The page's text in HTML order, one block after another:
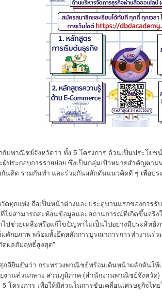
บพาณิชย์จังหวัดว่า ทั้ง 5 โครงการ ล้วนเป็นประโยช
ผู้ประกอบการรายย่อย ซึ่งเป็นกลุ่มเป้าหมายสำคัญต
นคิด ร่วมกันทำ และร่วมกันผลักดันแนวคิดดี ๆ เพื่อป
ดทุกแห่ง ถือเป็นหน้าต่างและประตูบานแรกของการ
ไม่สามารถสะท้อนข้อมูลและสถานการณ์ที่เกิดขึ้นจริง
ไปช่วยเหลือหรือแก้ไขปัญหาไม่เป็นไปอย่างมีประสิท
มศักยภาพ พร้อมทั้งยึดหลักการบูรณาการการทำงานร่
ดผลสัมฤทธิ์สูงสุด”
ภจียืนยันว่า กระทรวงพาณิชย์พร้อมเดินหน้าผลักดันใ
งานส่วนกลาง ส่วนภูมิภาค (สำนักงานพาณิชย์จังหวัด
โครงการ เพื่อให้มีส่วนในการขับเคลื่อนเศรษฐกิจไท